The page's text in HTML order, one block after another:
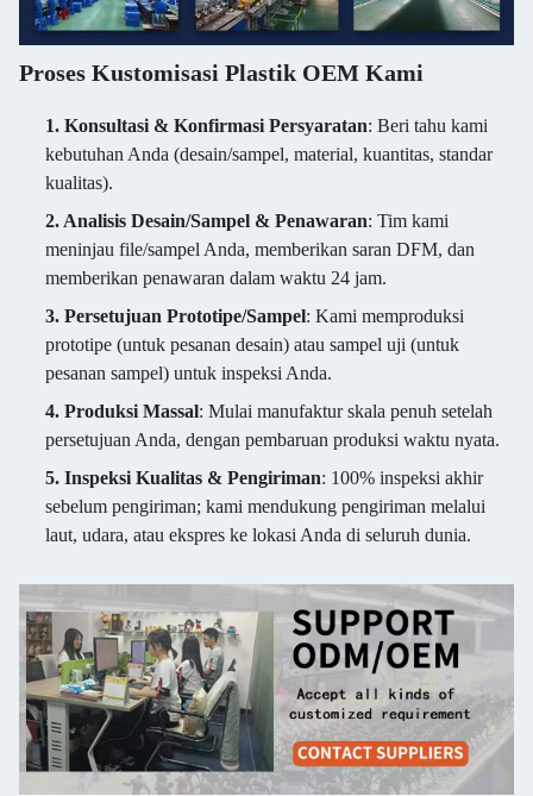
Proses Kustomisasi Plastik OEM Kami
1. Konsultasi & Konfirmasi Persyaratan: Beri tahu kami
kebutuhan Anda (desain/sampel, material, kuantitas, standar
kualitas).
2. Analisis Desain/Sampel & Penawaran: Tim kami
meninjau file/sampel Anda, memberikan saran DFM, dan
memberikan penawaran dalam waktu 24 jam.
3. Persetujuan Prototipe/Sampel: Kami memproduksi
prototipe (untuk pesanan desain) atau sampel uji (untuk
pesanan sampel) untuk inspeksi Anda.
4. Produksi Massal: Mulai manufaktur skala penuh setelah
persetujuan Anda, dengan pembaruan produksi waktu nyata.
5. Inspeksi Kualitas & Pengiriman: 100% inspeksi akhir
sebelum pengiriman; kami mendukung pengiriman melalui
laut, udara, atau ekspres ke lokasi Anda di seluruh dunia.